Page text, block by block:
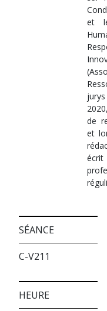
et
de
et
SÉANCE
C-V211
HEURE